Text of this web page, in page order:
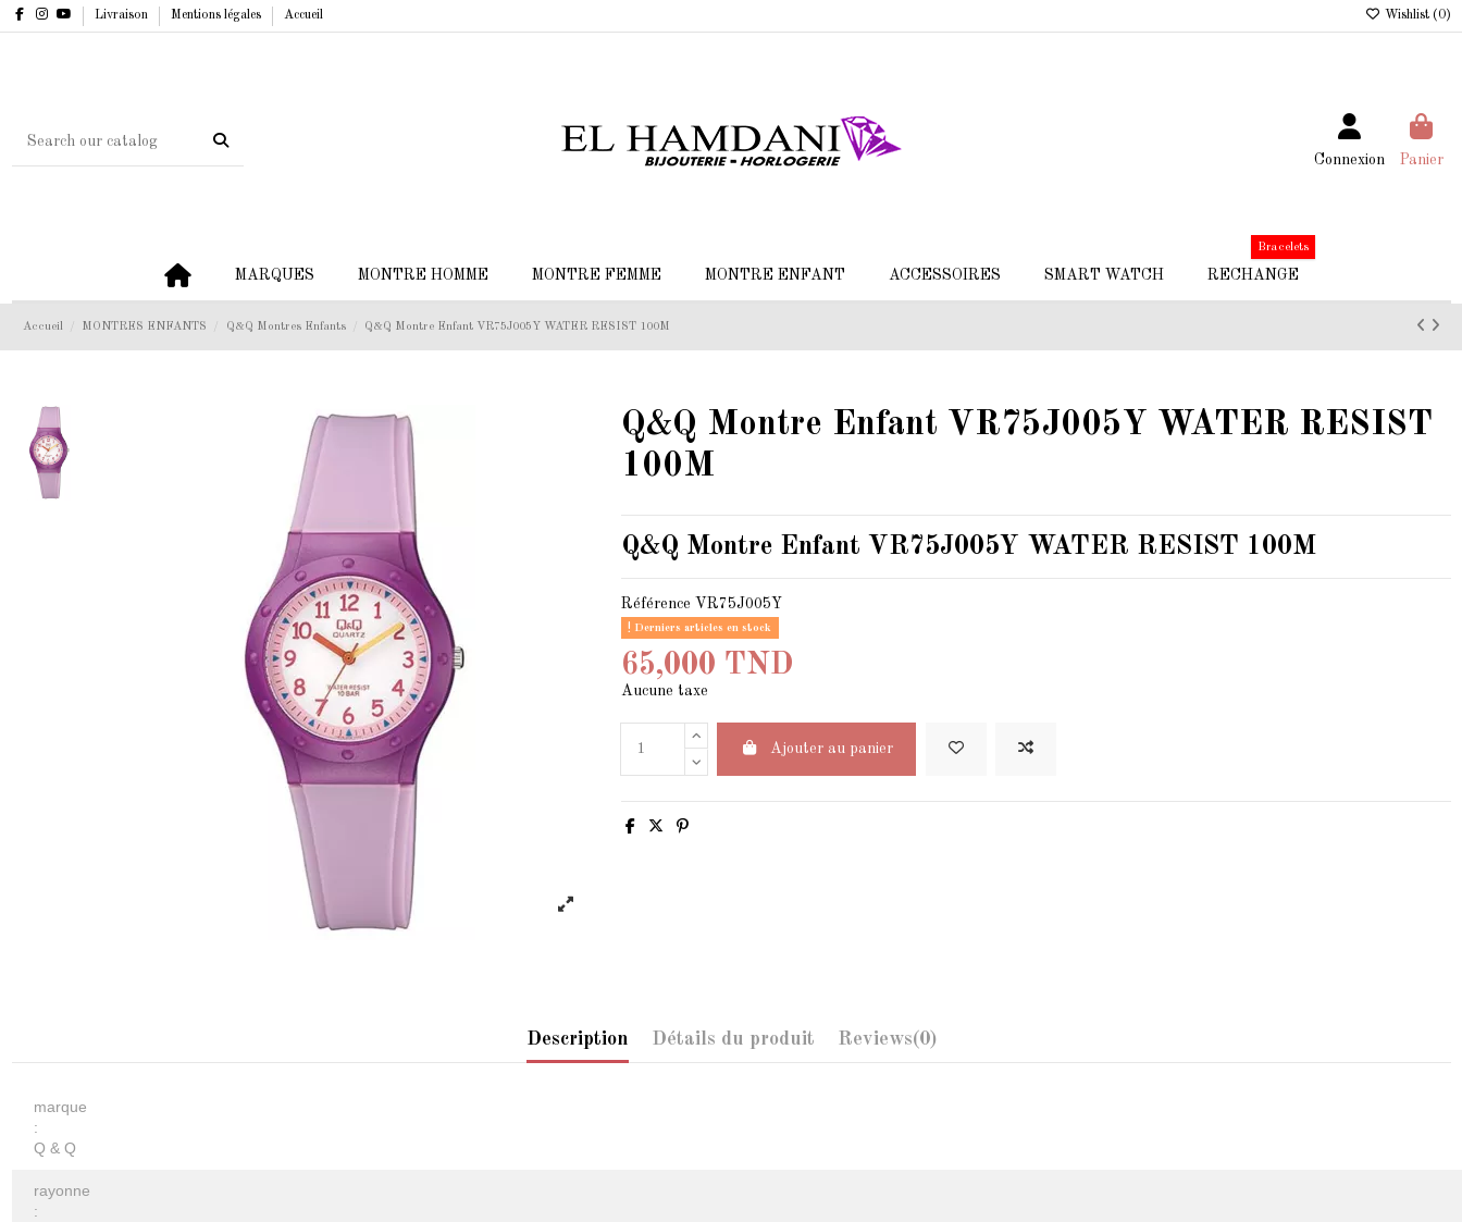
Livraison Mentions légales Accueil Wishlist (0)
Connexion Panier
MARQUES MONTRE HOMME MONTRE FEMME MONTRE ENFANT ACCESSOIRES SMART WATCH RECHANGE
Bracelets
Accueil MONTRES ENFANTS Q&Q Montres Enfants Q&Q Montre Enfant VR75J005Y WATER RESIST 100M
Q&Q Montre Enfant VR75J005Y WATER RESIST
100M
Q&Q Montre Enfant VR75J005Y WATER RESIST 100M
Référence VR75J005Y
Derniers articles en stock
65,000 TND
Aucune taxe
Ajouter au panier
Description Détails du produit Reviews(0)
marque
:
Q & Q
rayonne
: